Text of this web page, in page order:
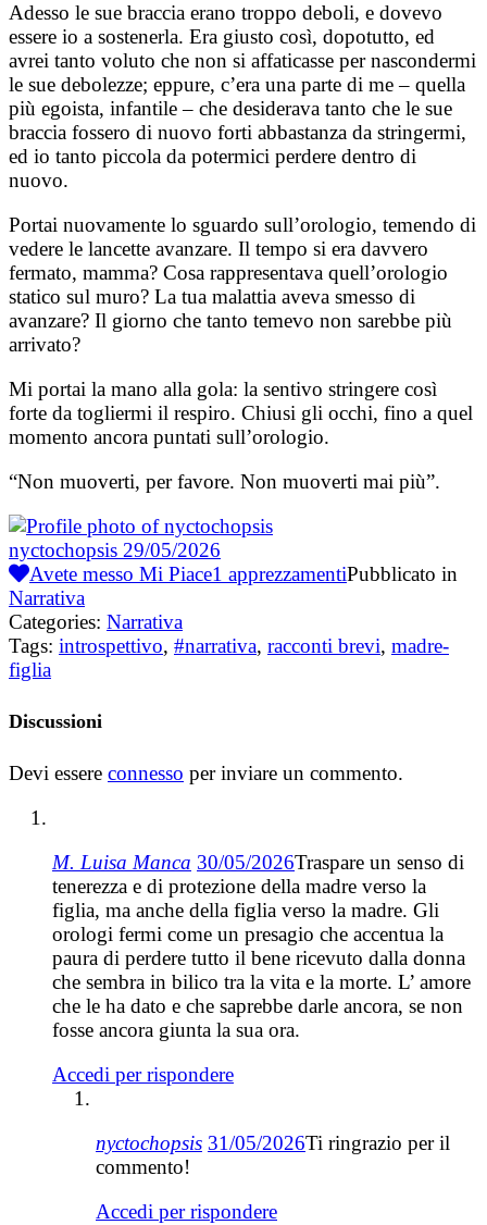
Adesso le sue braccia erano troppo deboli, e dovevo
essere io a sostenerla. Era giusto così, dopotutto, ed
avrei tanto voluto che non si affaticasse per nascondermi
le sue debolezze; eppure, c’era una parte di me – quella
più egoista, infantile – che desiderava tanto che le sue
braccia fossero di nuovo forti abbastanza da stringermi,
ed io tanto piccola da potermici perdere dentro di
nuovo.
Portai nuovamente lo sguardo sull’orologio, temendo di
vedere le lancette avanzare. Il tempo si era davvero
fermato, mamma? Cosa rappresentava quell’orologio
statico sul muro? La tua malattia aveva smesso di
avanzare? Il giorno che tanto temevo non sarebbe più
arrivato?
Mi portai la mano alla gola: la sentivo stringere così
forte da togliermi il respiro. Chiusi gli occhi, fino a quel
momento ancora puntati sull’orologio.
“Non muoverti, per favore. Non muoverti mai più”.
nyctochopsis 29/05/2026
Avete messo Mi Piace1 apprezzamentiPubblicato in
Narrativa
Categories: Narrativa
Tags: introspettivo, #narrativa, racconti brevi, madre-
figlia
Discussioni
Devi essere connesso per inviare un commento.
M. Luisa Manca 30/05/2026Traspare un senso di
tenerezza e di protezione della madre verso la
figlia, ma anche della figlia verso la madre. Gli
orologi fermi come un presagio che accentua la
paura di perdere tutto il bene ricevuto dalla donna
che sembra in bilico tra la vita e la morte. L’ amore
che le ha dato e che saprebbe darle ancora, se non
fosse ancora giunta la sua ora.
Accedi per rispondere
nyctochopsis 31/05/2026Ti ringrazio per il
commento!
Accedi per rispondere